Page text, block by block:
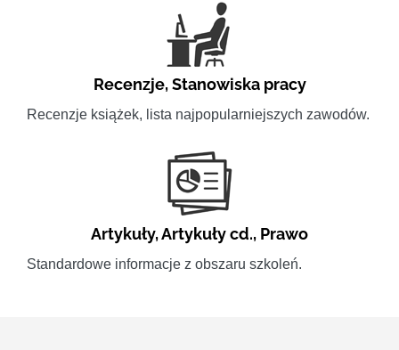
Recenzje,Stanowiska pracy
Recenzje książek, lista najpopularniejszych zawodów.
Artykuły,Artykuły cd., Prawo
Standardowe informacje z obszaru szkoleń.